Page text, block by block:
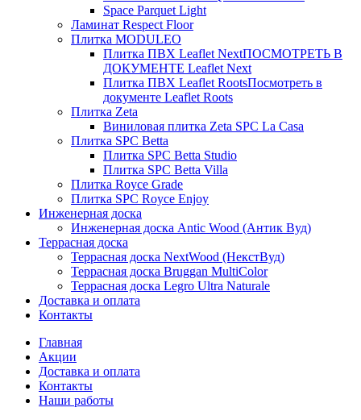
Space Parquet Light
Ламинат Respect Floor
Плитка MODULEO
Плитка ПВХ Leaflet NextПОСМОТРЕТЬ В
ДОКУМЕНТЕ Leaflet Next
Плитка ПВХ Leaflet RootsПосмотреть в
документе Leaflet Roots
Плитка Zeta
Виниловая плитка Zeta SPC La Casa
Плитка SPC Betta
Плитка SPC Betta Studio
Плитка SPC Betta Villa
Плитка Royce Grade
Плитка SPC Royce Enjoy
Инженерная доска
Инженерная доска Antic Wood (Антик Вуд)
Террасная доска
Террасная доска NextWood (НекстВуд)
Террасная доска Bruggan MultiColor
Террасная доска Legro Ultra Naturale
Доставка и оплата
Контакты
Главная
Акции
Доставка и оплата
Контакты
Наши работы